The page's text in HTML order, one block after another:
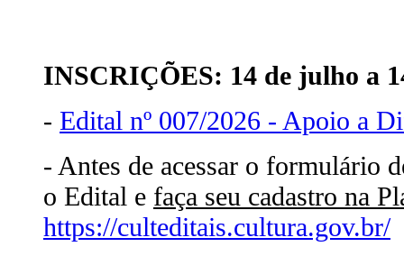
INSCRIÇÕES: 14 de julho a
- Edital nº 007/2026 - Apoio a
- Antes de acessar o formulário
o Edital e faça seu cadastro na
https://culteditais.cultura.gov.br/